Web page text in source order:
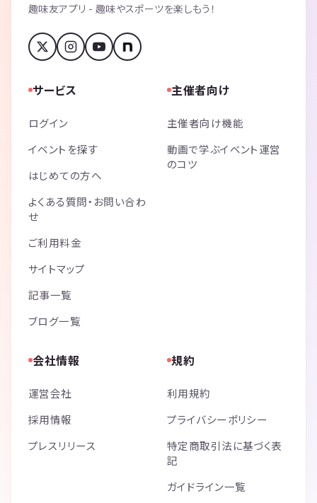
趣味友アプリ - 趣味やスポーツを楽しもう！
サービス
ログイン
イベントを探す
はじめての方へ
よくある質問・お問い合わ
せ
ご利用料金
サイトマップ
記事一覧
ブログ一覧
主催者向け
主催者向け機能
動画で学ぶイベント運営
のコツ
会社情報
運営会社
採用情報
プレスリリース
規約
利用規約
プライバシーポリシー
特定商取引法に基づく表
記
ガイドライン一覧